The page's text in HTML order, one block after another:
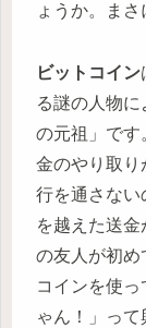
ょうか。まさ
ビットコイン
る謎の人物
の元祖」です
金のやり取り
行を通さない
を越えた送
の友人が初め
コインを使
ゃん！」っ